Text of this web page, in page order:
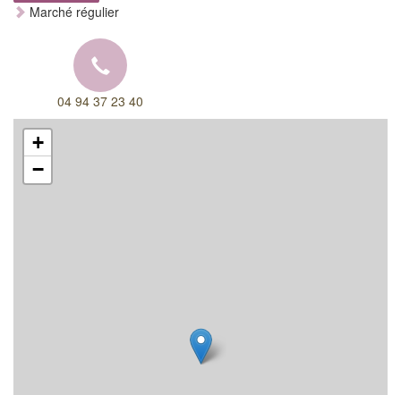
Marché régulier
04 94 37 23 40
+
−